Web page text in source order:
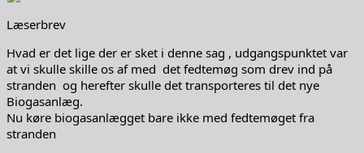
Læserbrev
Hvad er det lige der er sket i denne sag , udgangspunktet var
at vi skulle skille os af med det fedtemøg som drev ind på
stranden og herefter skulle det transporteres til det nye
Biogasanlæg.
Nu køre biogasanlægget bare ikke med fedtemøget fra
stranden